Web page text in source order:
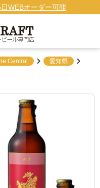
WEBオーダー可能
Central 愛知県